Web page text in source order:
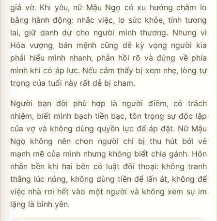
giả vờ. Khi yêu, nữ Mậu Ngọ có xu hướng chăm lo
bằng hành động: nhắc việc, lo sức khỏe, tính tương
lai, giữ danh dự cho người mình thương. Nhưng vì
Hỏa vượng, bản mệnh cũng dễ kỳ vọng người kia
phải hiểu mình nhanh, phản hồi rõ và đứng về phía
mình khi có áp lực. Nếu cảm thấy bị xem nhẹ, lòng tự
trọng của tuổi này rất dễ bị chạm.
Người bạn đời phù hợp là người điềm, có trách
nhiệm, biết minh bạch tiền bạc, tôn trọng sự độc lập
của vợ và không dùng quyền lực để áp đặt. Nữ Mậu
Ngọ không nên chọn người chỉ bị thu hút bởi vẻ
mạnh mẽ của mình nhưng không biết chia gánh. Hôn
nhân bền khi hai bên có luật đối thoại: không tranh
thắng lúc nóng, không dùng tiền để lấn át, không để
việc nhà rơi hết vào một người và không xem sự im
lặng là bình yên.